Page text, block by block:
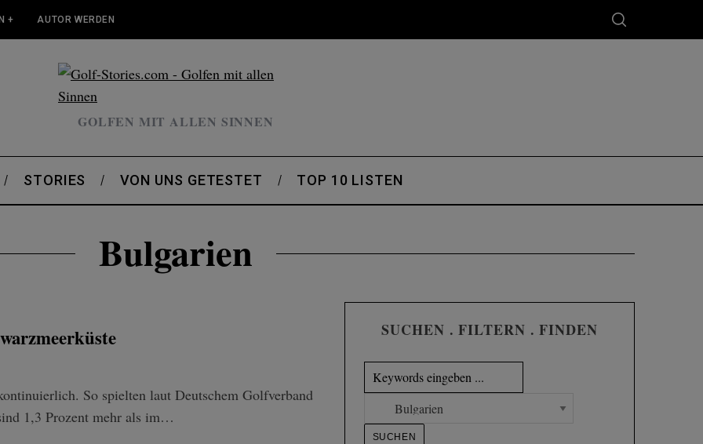
+ AUTOR WERDEN
GOLFEN MIT ALLEN SINNEN
STORIES VON UNS GETESTET TOP 10 LISTEN
Bulgarien
So spielten laut Deutschem Golfverband
1,3 Prozent mehr als im…
SUCHEN . FILTERN . FINDEN